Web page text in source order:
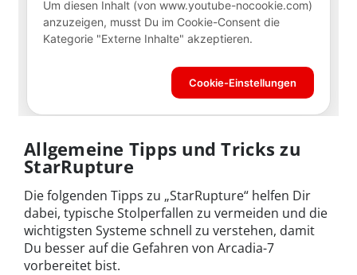
Allgemeine Tipps und Tricks zu
StarRupture
Die folgenden Tipps zu „StarRupture“ helfen Dir
dabei, typische Stolperfallen zu vermeiden und die
wichtigsten Systeme schnell zu verstehen, damit
Du besser auf die Gefahren von Arcadia-7
vorbereitet bist.